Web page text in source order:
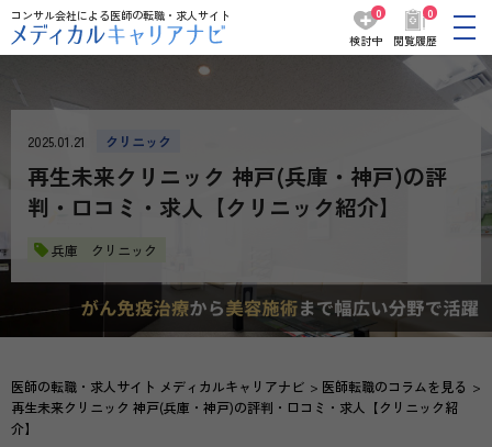
コンサル会社による医師の転職・求人サイト
0
検討中
0
閲覧履歴
2025.01.21 クリニック
再生未来クリニック 神戸(兵庫・神戸)の評
判・口コミ・求人【クリニック紹介】
兵庫 クリニック
医師の転職・求人サイト メディカルキャリアナビ
医師転職のコラムを見る
再生未来クリニック 神戸(兵庫・神戸)の評判・口コミ・求人【クリニック紹
介】